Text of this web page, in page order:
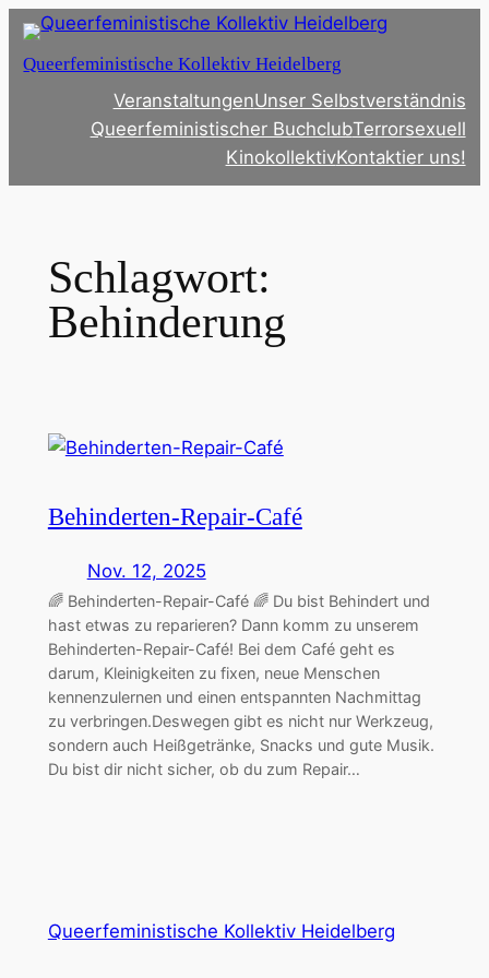
Zum
springen
Queerfeministische Kollektiv Heidelberg
VeranstaltungenUnser Selbstverständnis
Queerfeministischer BuchclubTerrorsexuell
KinokollektivKontaktier uns!
Schlagwort:
Behinderung
Behinderten-Repair-Café
Nov. 12, 2025
🌈 Behinderten-Repair-Café 🌈 Du bist Behindert und
hast etwas zu reparieren? Dann komm zu unserem
Behinderten-Repair-Café! Bei dem Café geht es
darum, Kleinigkeiten zu fixen, neue Menschen
kennenzulernen und einen entspannten Nachmittag
zu verbringen.Deswegen gibt es nicht nur Werkzeug,
sondern auch Heißgetränke, Snacks und gute Musik.
Du bist dir nicht sicher, ob du zum Repair…
Queerfeministische Kollektiv Heidelberg